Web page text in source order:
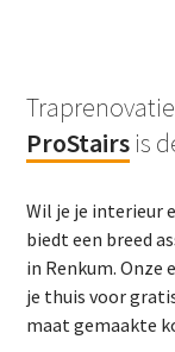
ProStairs is
Wil je je interieur
biedt een breed
in Renkum. Onze
je thuis voor
maat gemaakte